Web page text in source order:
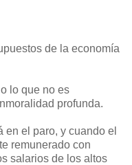
de la economía
lo que no es
profunda.
el paro, y cuando el
remunerado con
salarios de los altos